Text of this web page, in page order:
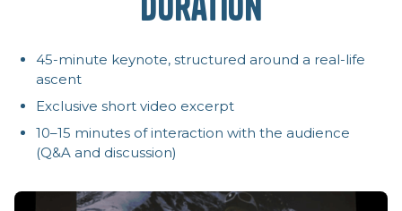
45-minute keynote, structured around a real-life
ascent
Exclusive short video excerpt
10–15 minutes of interaction with the audience
(Q&A and discussion)